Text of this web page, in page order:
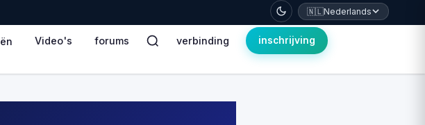
🇳🇱Nederlands
Video's forums verbinding inschrijving